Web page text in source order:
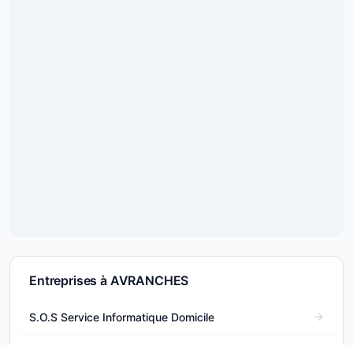
Entreprises à AVRANCHES
S.O.S Service Informatique Domicile